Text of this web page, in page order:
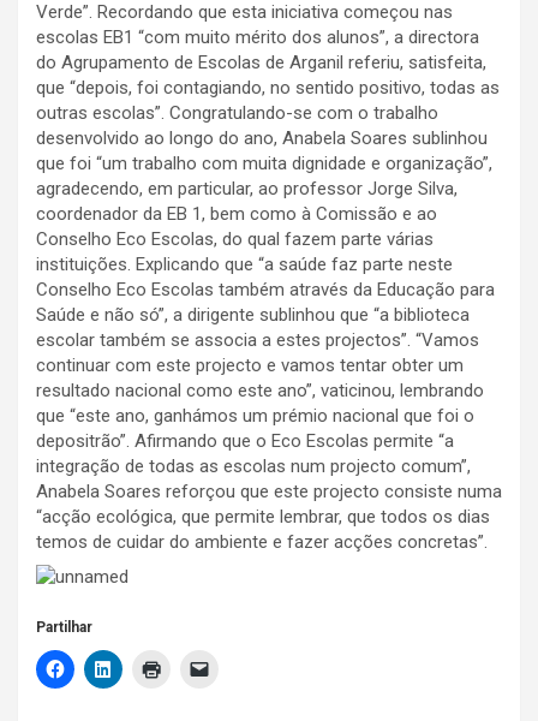
Verde”. Recordando que esta iniciativa começou nas
escolas EB1 “com muito mérito dos alunos”, a directora
do Agrupamento de Escolas de Arganil referiu, satisfeita,
que “depois, foi contagiando, no sentido positivo, todas as
outras escolas”. Congratulando-se com o trabalho
desenvolvido ao longo do ano, Anabela Soares sublinhou
que foi “um trabalho com muita dignidade e organização”,
agradecendo, em particular, ao professor Jorge Silva,
coordenador da EB 1, bem como à Comissão e ao
Conselho Eco Escolas, do qual fazem parte várias
instituições. Explicando que “a saúde faz parte neste
Conselho Eco Escolas também através da Educação para
Saúde e não só”, a dirigente sublinhou que “a biblioteca
escolar também se associa a estes projectos”. “Vamos
continuar com este projecto e vamos tentar obter um
resultado nacional como este ano”, vaticinou, lembrando
que “este ano, ganhámos um prémio nacional que foi o
depositrão”. Afirmando que o Eco Escolas permite “a
integração de todas as escolas num projecto comum”,
Anabela Soares reforçou que este projecto consiste numa
“acção ecológica, que permite lembrar, que todos os dias
temos de cuidar do ambiente e fazer acções concretas”.
Partilhar